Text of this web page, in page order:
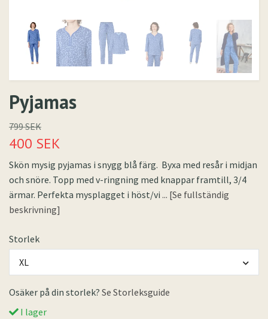
Pyjamas
799 SEK
400 SEK
Skön mysig pyjamas i snygg blå färg. Byxa med resår i midjan
och snöre. Topp med v-ringning med knappar framtill, 3/4
ärmar. Perfekta mysplagget i höst/vi ... [Se fullständig
beskrivning]
Storlek
XL
Osäker på din storlek? Se Storleksguide
I lager